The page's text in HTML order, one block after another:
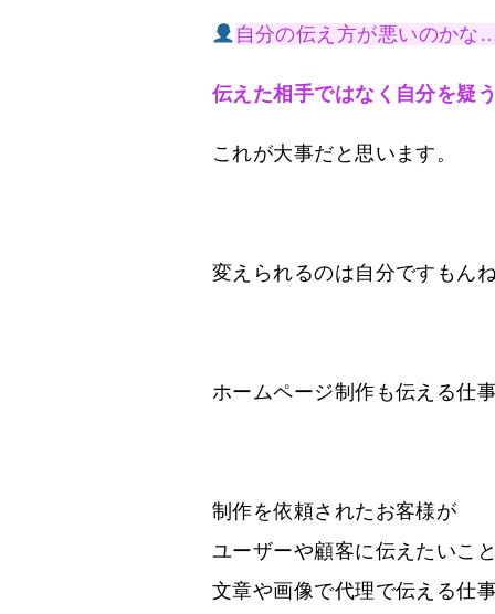
自分の伝え方が悪いのかな
伝えた相手ではなく自分を疑う
これが大事だと思います。
変えられるのは自分ですもんね
ホームページ制作も伝える仕事
制作を依頼されたお客様が
ユーザーや顧客に伝えたいこ
文章や画像で代理で伝える仕事